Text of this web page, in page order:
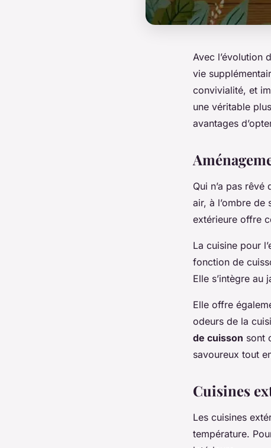
Avec l’évolution
vie
convivialité, et
une véritable
avantages
Qui n’a pas
air, à l’ombre de
extérieure offre
La cuisine pour
fonction de
Elle s’intègre au
Elle offre
odeurs de la
de cuisson sont
savoureux tout
Cuisines
Les cuisines
température.